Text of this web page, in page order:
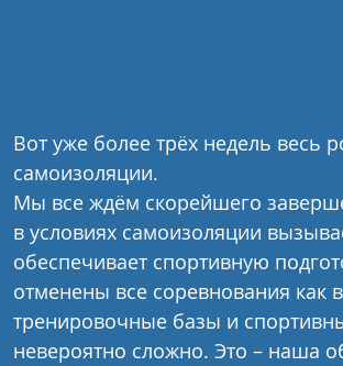
Вот уже более трёх недель весь
самоизоляции.
Мы все ждём скорейшего
в условиях самоизоляции
обеспечивает спортивную
отменены все соревнования как
тренировочные базы и
невероятно сложно. Это – наша